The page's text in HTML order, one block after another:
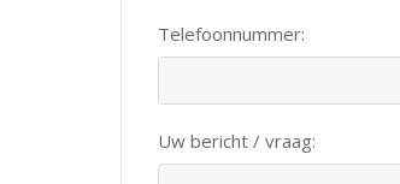
Telefoonnummer:
Uw bericht / vraag: